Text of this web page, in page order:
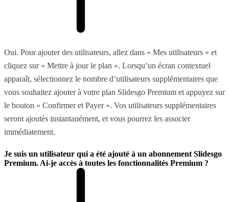
Oui. Pour ajouter des utilisateurs, allez dans « Mes utilisateurs » et
cliquez sur « Mettre à jour le plan ». Lorsqu’un écran contextuel
apparaît, sélectionnez le nombre d’utilisateurs supplémentaires que
vous souhaitez ajouter à votre plan Slidesgo Premium et appuyez sur
le bouton « Confirmer et Payer ». Vos utilisateurs supplémentaires
seront ajoutés instantanément, et vous pourrez les associer
immédiatement.
Je suis un utilisateur qui a été ajouté à un abonnement Slidesgo
Premium. Ai-je accès à toutes les fonctionnalités Premium ?